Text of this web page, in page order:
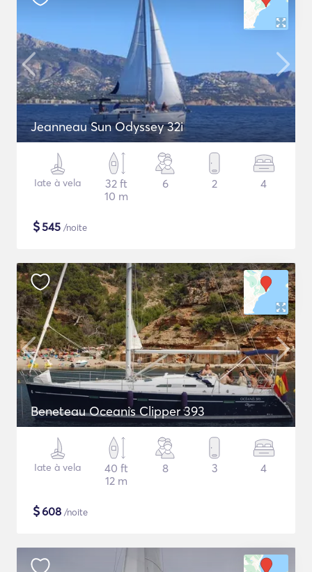
Jeanneau Sun Odyssey 32i
Iate à vela
32 ft
10 m
6 2 4
$545 /noite
Beneteau Oceanis Clipper 393
Iate à vela
40 ft
12 m
8 3 4
$608 /noite